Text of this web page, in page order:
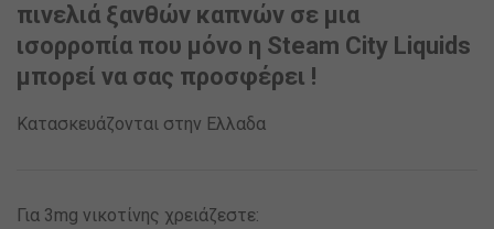
πινελιά ξανθών καπνών σε μια
ισορροπία που μόνο η Steam City Liquids
μπορεί να σας προσφέρει !
Κατασκευάζονται στην Ελλαδα
Για 3mg νικοτίνης χρειάζεστε: